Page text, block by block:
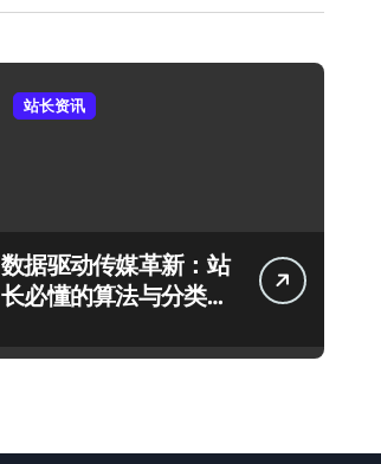
站长资讯
数据驱动传媒革新：站
长必懂的算法与分类策